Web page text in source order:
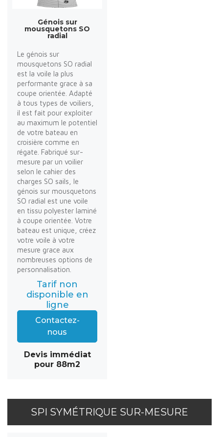
Génois sur
mousquetons SO
radial
Le génois sur
mousquetons SO radial
est la voile la plus
performante grace à sa
coupe orientée. Adapté
à tous types de voiliers,
il est fait pour exploiter
au maximum le potentiel
de votre bateau en
croisière comme en
régate. Fabriqué sur-
mesure par un voilier
selon le cahier des
charges SO sails, le
génois sur mousquetons
SO radial est une voile
en tissu polyester laminé
à coupe orientée. Votre
bateau est unique, créez
votre voile à votre
mesure grace aux
nombreuses options de
personnalisation.
Tarif non
disponible en
ligne
Contactez-
nous
Devis immédiat
pour 88m2
SPI SYMÉTRIQUE SUR-MESURE